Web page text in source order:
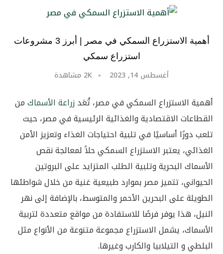
أهمية الاستزراع السمكي في مصر | أبرز 3 مشروعات
استزراع سمكي
أغسطس 14, 2023 2K مشاهدة
أهمية الاستزراع السمكي في مصر، تُعَدزراعة الأسماكمن
القطاعات الاقتصادية والغذائية الرئيسية في مصر، حيث
تلعب دورًا أساسيًا في تلبية احتياجات الغذاء وتعزيز الأمن
الغذائي، يعتبر الاستزراع السمكي حلاً لمعالجة نقص
الأسماك البحرية وتلبية الطلب المتزايد على البروتين
الحيواني، تتميز مصر بموارد طبيعية غنية من خلال شواطئها
الطويلة على البحرين الأحمر والمتوسط، بالإضافة إلى نهر
النيل، هذا يوفر فرصًا للاستفادة من مواقع متعددة لتربية
الأسماك، يشمل الاستزراع مجموعة متنوعة من الأنواع مثل
البلطي و التيلابيا والكارب وغيرها.